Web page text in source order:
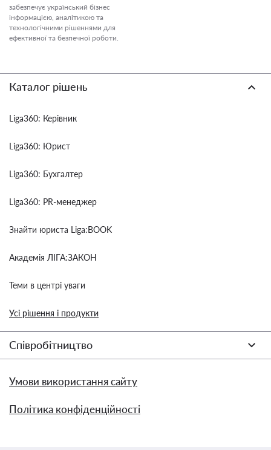
забезпечує український бізнес
інформацією, аналітикою та
технологічними рішеннями для
ефективної та безпечної роботи.
Каталог рішень
Liga360: Керівник
Liga360: Юрист
Liga360: Бухгалтер
Liga360: PR-менеджер
Знайти юриста Liga:BOOK
Академія ЛІГА:ЗАКОН
Теми в центрі уваги
Усі рішення і продукти
Співробітництво
Умови використання сайту
Політика конфіденційності